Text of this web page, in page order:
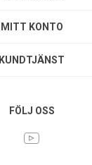
MITT KONTO
KUNDTJÄNST
FÖLJ OSS